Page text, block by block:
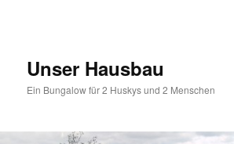
Unser Hausbau
Ein Bungalow für 2 Huskys und 2 Menschen